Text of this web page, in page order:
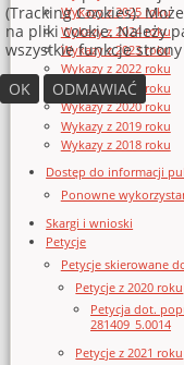
Wykazy z 2025 roku
Wykazy z 2024 roku
Wykazy z 2023 roku
Wykazy z 2022 roku
Wykazy z 2021 roku
Wykazy z 2020 roku
Wykazy z 2019 roku
Wykazy z 2018 roku
Dostęp do informacji
Ponowne
Skargi i wnioski
Petycje
Petycje skierowane
Petycje z 2020 roku
Petycja dot.
281409_5.0014
Petycje z 2021 roku
(Tracking Cookies).
na pliki cookie. Należy
wszystkie funkcje
OK
ODMAWIAĆ